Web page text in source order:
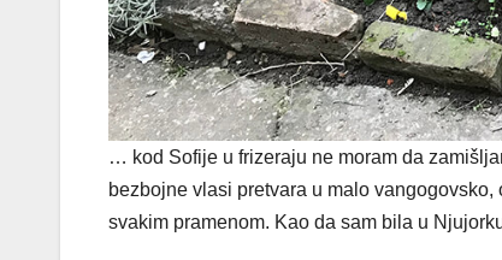
… kod Sofije u frizeraju ne moram da
bezbojne vlasi pretvara u malo
svakim pramenom. Kao da sam bila u